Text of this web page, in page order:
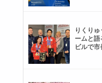
りくり
ームと語
ビルで